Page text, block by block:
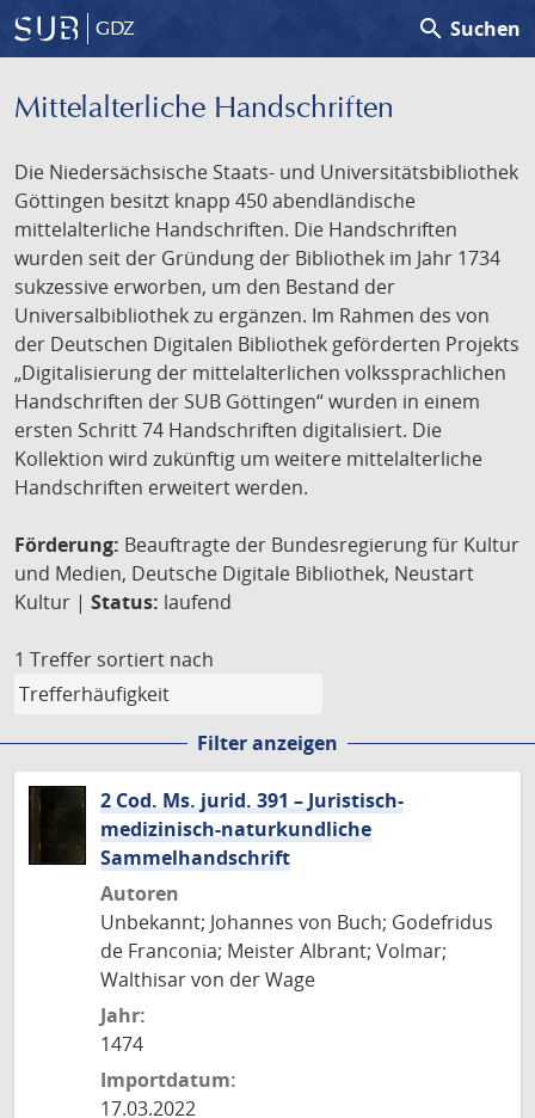
GDZ search Suchen
Mittelalterliche Handschriften
Die Niedersächsische Staats- und Universitätsbibliothek
Göttingen besitzt knapp 450 abendländische
mittelalterliche Handschriften. Die Handschriften
wurden seit der Gründung der Bibliothek im Jahr 1734
sukzessive erworben, um den Bestand der
Universalbibliothek zu ergänzen. Im Rahmen des von
der Deutschen Digitalen Bibliothek geförderten Projekts
„Digitalisierung der mittelalterlichen volkssprachlichen
Handschriften der SUB Göttingen“ wurden in einem
ersten Schritt 74 Handschriften digitalisiert. Die
Kollektion wird zukünftig um weitere mittelalterliche
Handschriften erweitert werden.
Förderung: Beauftragte der Bundesregierung für Kultur
und Medien, Deutsche Digitale Bibliothek, Neustart
Kultur | Status: laufend
1 Treffer sortiert nach
Filter anzeigen
2 Cod. Ms. jurid. 391 – Juristisch-
medizinisch-naturkundliche
Sammelhandschrift
Autoren
Unbekannt; Johannes von Buch; Godefridus
de Franconia; Meister Albrant; Volmar;
Walthisar von der Wage
Jahr:
1474
Importdatum:
17.03.2022